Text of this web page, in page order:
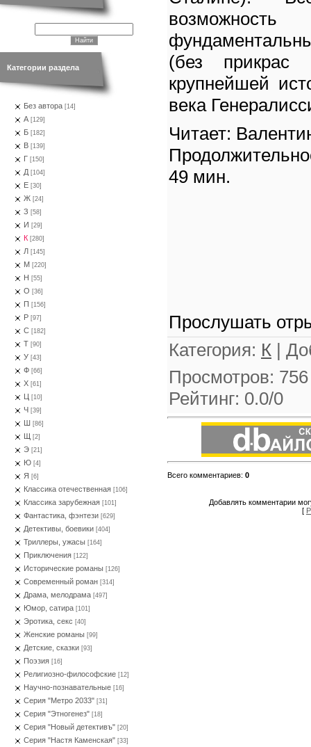
Категории раздела
Без автора [14]
А [129]
Б [182]
В [139]
Г [150]
Д [104]
Е [30]
Ж [24]
З [58]
И [29]
К [280]
Л [145]
М [220]
Н [55]
О [36]
П [156]
Р [97]
С [182]
Т [90]
У [43]
Ф [66]
Х [61]
Ц [10]
Ч [39]
Ш [86]
Щ [2]
Э [21]
Ю [4]
Я [6]
Классика отечественная [106]
Классика зарубежная [101]
Фантастика, фэнтези [629]
Детективы, боевики [404]
Триллеры, ужасы [164]
Приключения [122]
Исторические романы [126]
Современный роман [314]
Драма, мелодрама [497]
Юмор, сатира [101]
Эротика, секс [40]
Женские романы [99]
Детские, сказки [93]
Поэзия [16]
Религиозно-философские [12]
Научно-познавательные [16]
Серия "Метро 2033" [31]
Серия "Этногенез" [18]
Серия "Новый детективъ" [20]
Серия "Настя Каменская" [33]
(без прикрас
крупнейшей
века
Читает:
49 мин.
Прослушать
Категория: К |
Просмотров: 756
Рейтинг: 0.0/0
Всего комментариев: 0
Добавлять комментарии
[